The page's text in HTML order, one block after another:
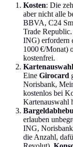
Kosten: Die
aber nicht alle
BBVA, C24
Trade
ING) erfordern
1000 €/Monat)
kostenfrei.
Kartenauswahl
Eine Girocard
Norisbank,
kostenlos bei
Kartenauswahl
erlauben
ING,
die Anzahl,